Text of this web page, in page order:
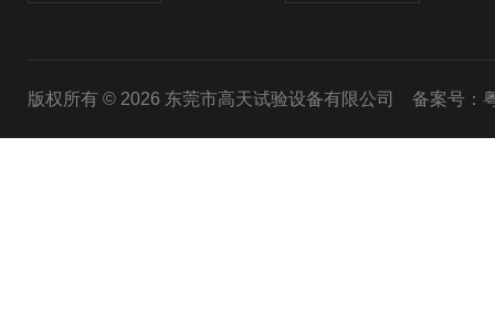
版权所有 © 2026 东莞市高天试验设备有限公司 备案号：